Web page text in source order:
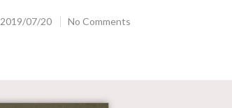
2019/07/20 No Comments